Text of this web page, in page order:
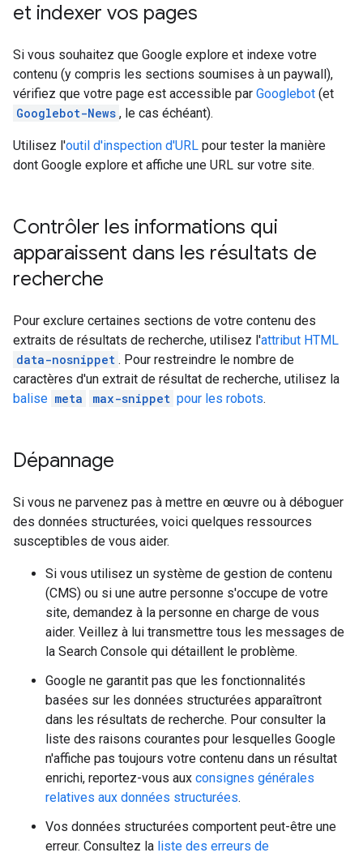
et indexer vos pages
Si vous souhaitez que Google explore et indexe votre
contenu (y compris les sections soumises à un paywall),
vérifiez que votre page est accessible par Googlebot (et
Googlebot-News , le cas échéant).
Utilisez l'outil d'inspection d'URL pour tester la manière
dont Google explore et affiche une URL sur votre site.
Contrôler les informations qui
apparaissent dans les résultats de
recherche
Pour exclure certaines sections de votre contenu des
extraits de résultats de recherche, utilisez l'attribut HTML
data-nosnippet . Pour restreindre le nombre de
caractères d'un extrait de résultat de recherche, utilisez la
balise meta max-snippet pour les robots.
Dépannage
Si vous ne parvenez pas à mettre en œuvre ou à déboguer
des données structurées, voici quelques ressources
susceptibles de vous aider.
Si vous utilisez un système de gestion de contenu
(CMS) ou si une autre personne s'occupe de votre
site, demandez à la personne en charge de vous
aider. Veillez à lui transmettre tous les messages de
la Search Console qui détaillent le problème.
Google ne garantit pas que les fonctionnalités
basées sur les données structurées apparaîtront
dans les résultats de recherche. Pour consulter la
liste des raisons courantes pour lesquelles Google
n'affiche pas toujours votre contenu dans un résultat
enrichi, reportez-vous aux consignes générales
relatives aux données structurées.
Vos données structurées comportent peut-être une
erreur. Consultez la liste des erreurs de